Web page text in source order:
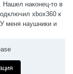
Нашел наконец-то в
xbox360 к
меня наушники и